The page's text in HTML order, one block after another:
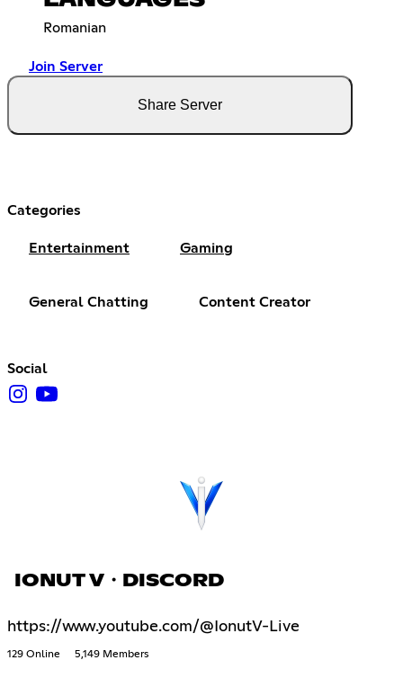
Romanian
Join Server
Share Server
Categories
Entertainment Gaming
General Chatting Content Creator
Social
IONUT V・DISCORD
https://www.youtube.com/@IonutV-Live
129 Online 5,149 Members